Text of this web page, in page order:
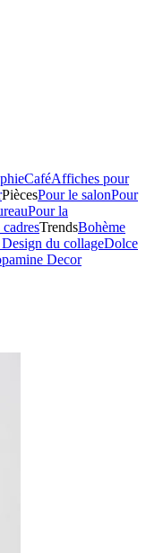
CaféAffiches pour
PiècesPour le salonPour
Pour la
TrendsBohème
du collageDolce
Decor